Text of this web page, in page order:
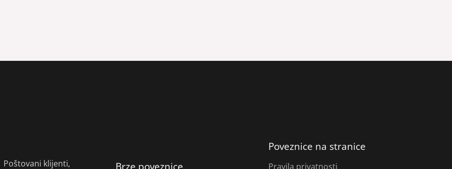
Poštovani klijenti,
Poveznice na stranice
Pravila privatnosti